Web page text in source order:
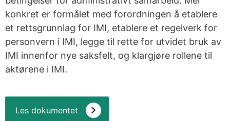
konkret er formålet med forordningen å etablere
et rettsgrunnlag for IMI, etablere et regelverk for
personvern i IMI, legge til rette for utvidet bruk av
IMI innenfor nye saksfelt, og klargjøre rollene til
aktørene i IMI.
Les dokumentet